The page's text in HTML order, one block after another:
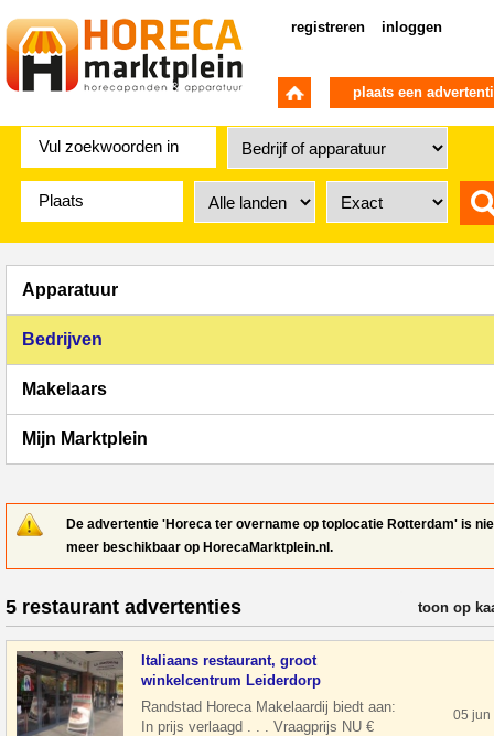
registreren inloggen
plaats een
Apparatuur
Bedrijven
Makelaars
Mijn Marktplein
De advertentie 'Horeca ter overname op toplocatie Rotterdam' is
meer beschikbaar op HorecaMarktplein.nl.
5 restaurant advertenties verfijn
toon op
Italiaans restaurant, groot
winkelcentrum Leiderdorp
Randstad Horeca Makelaardij biedt aan:
In prijs verlaagd . . . Vraagprijs NU €
05 jun